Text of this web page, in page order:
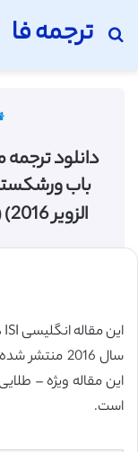
ترجمه فا
جستجو برای
دانلود
باب
الزویر 2016) (ترجمه ویژه – طلایی
این مقاله ویژه –
است.